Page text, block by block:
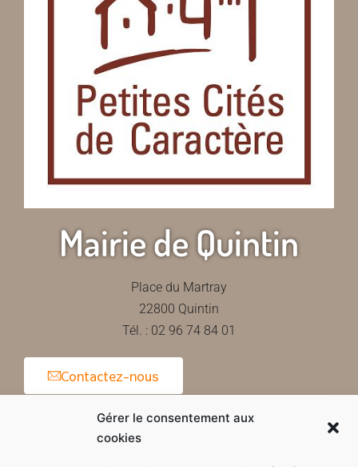
Gérer le consentement aux
cookies
Mairie de Quintin
Place du Martray
22800 Quintin
Tél. : 02 96 74 84 01
Contactez-nous